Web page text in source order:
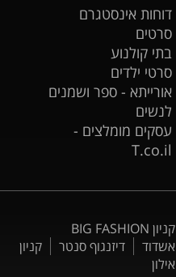
דוחות אינסטגרם
סרטים
בתי קולנוע
סרטי ילדים
אורייתא - ספר ושמנים
לנשים
עסקים מומלצים -
T.co.il
קניון BIG FASHION
אשדוד
דיזנגוף סנטר
קניון
אילון